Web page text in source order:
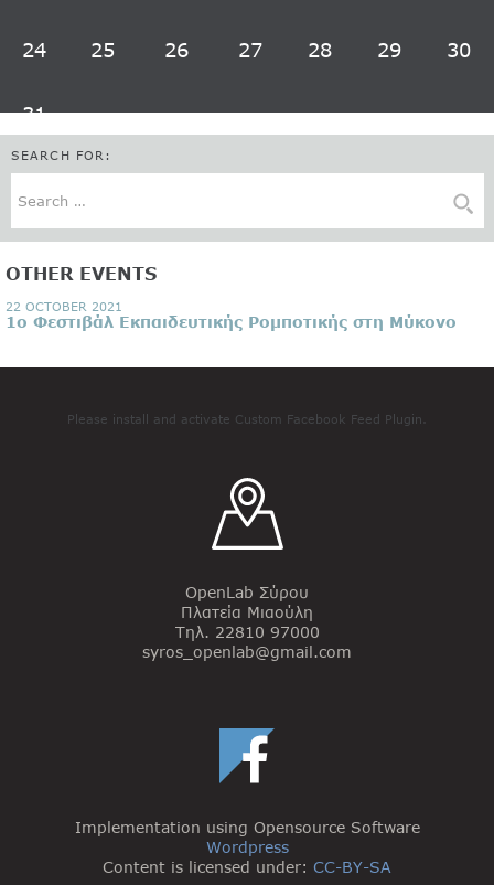
24 25 26 27 28 29 30
31
SEARCH FOR:
OTHER EVENTS
22 OCTOBER 2021
1ο Φεστιβάλ Εκπαιδευτικής Ρομποτικής στη Μύκονο
Please install and activate Custom Facebook Feed Plugin.
OpenLab Σύρου
Πλατεία Μιαούλη
Τηλ. 22810 97000
syros_openlab@gmail.com
Implementation using Opensource Software
Wordpress
Content is licensed under: CC-BY-SA